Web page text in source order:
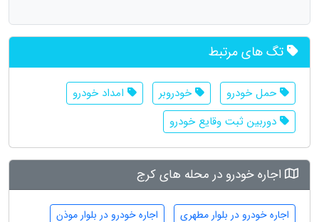
تگ های مرتبط
حمل خودرو خودروبر
امداد خودرو
دوربین ثبت وقایع خودرو
اجاره خودرو در محله های کرج
اجاره خودرو در بلوار مطهری
اجاره خودرو در بلوار موذن